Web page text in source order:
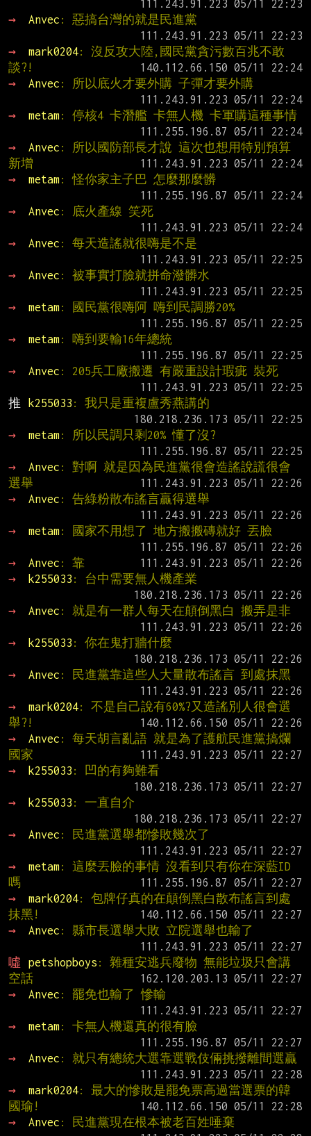
→
Anvec : 惡搞台灣的就是民進黨
→
mark0204: 沒反攻大陸,國民黨貪污數百兆不敢
談?!
→
Anvec : 所以底火才要外購 子彈才要外購
→
metam: 停核4 卡潛艦 卡無人機 卡軍購這種事情
→
Anvec : 所以國防部長才說 這次也想用特別預算
新增
→
metam: 怪你家主子巴 怎麼那麼髒
→
Anvec : 底火產線 笑死
→
Anvec : 每天造謠就很嗨是不是
→
Anvec : 被事實打臉就拼命潑髒水
→
metam: 國民黨很嗨阿 嗨到民調勝20%
→
metam: 嗨到要輸16年總統
→
Anvec : 205兵工廠搬遷 有嚴重設計瑕疵 裝死
推
k255033 : 我只是重複盧秀燕講的
→
metam: 所以民調只剩20% 懂了沒?
→
Anvec : 對啊 就是因為民進黨很會造謠說謊很會
選舉
→
Anvec : 告綠粉散布謠言贏得選舉
→
metam: 國家不用想了 地方搬搬磚就好 丟臉
→
Anvec : 靠
→
k255033 : 台中需要無人機產業
→
Anvec : 就是有一群人每天在顛倒黑白 搬弄是非
→
k255033 : 你在鬼打牆什麼
→
Anvec : 民進黨靠這些人大量散布謠言 到處抹黑
→
mark0204: 不是自己說有60%?又造謠別人很會選
舉?!
→
Anvec : 每天胡言亂語 就是為了護航民進黨搞爛
國家
→
k255033 : 凹的有夠難看
→
k255033 : 一直自介
→
Anvec : 民進黨選舉都慘敗幾次了
→
metam: 這麼丟臉的事情 沒看到只有你在深藍ID
嗎
→
mark0204: 包牌仔真的在顛倒黑白散布謠言到處
抹黑!
→
Anvec : 縣市長選舉大敗 立院選舉也輸了
噓
petshopboys : 雜種安逃兵廢物 無能垃圾只會講
空話
→
Anvec : 罷免也輸了 慘輸
→
metam: 卡無人機還真的很有臉
→
Anvec : 就只有總統大選靠選戰伎倆挑撥離間選贏
→
mark0204: 最大的慘敗是罷免票高過當選票的韓
國瑜!
→
Anvec : 民進黨現在根本被老百姓唾棄